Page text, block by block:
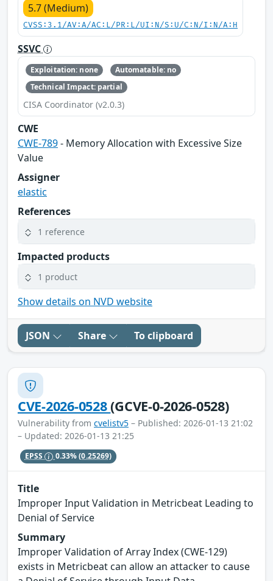
5.7 (Medium)
CVSS:3.1/AV:A/AC:L/PR:L/UI:N/S:U/C:N/I:N/A:H
SSVC
Exploitation: none
Automatable: no
Technical Impact: partial
CISA Coordinator (v2.0.3)
CWE
CWE-789- Memory Allocation with Excessive Size
Value
Assigner
elastic
References
1 reference
Impacted products
1 product
Show details on NVD website
JSON Share To clipboard
CVE-2026-0528(GCVE-0-2026-0528)
Vulnerability from cvelistv5 – Published: 2026-01-13 21:02
– Updated: 2026-01-13 21:25
EPSS 0.33%(0.25269)
Title
Improper Input Validation in Metricbeat Leading to
Denial of Service
Summary
Improper Validation of Array Index (CWE-129)
exists in Metricbeat can allow an attacker to cause